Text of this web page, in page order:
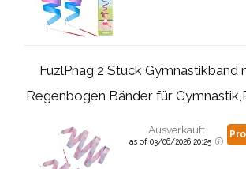
FuzlPnag 2 Stück Gymnastikband
Regenbogen Bänder für
Ausverkauft
as of 03/06/2026 20:25